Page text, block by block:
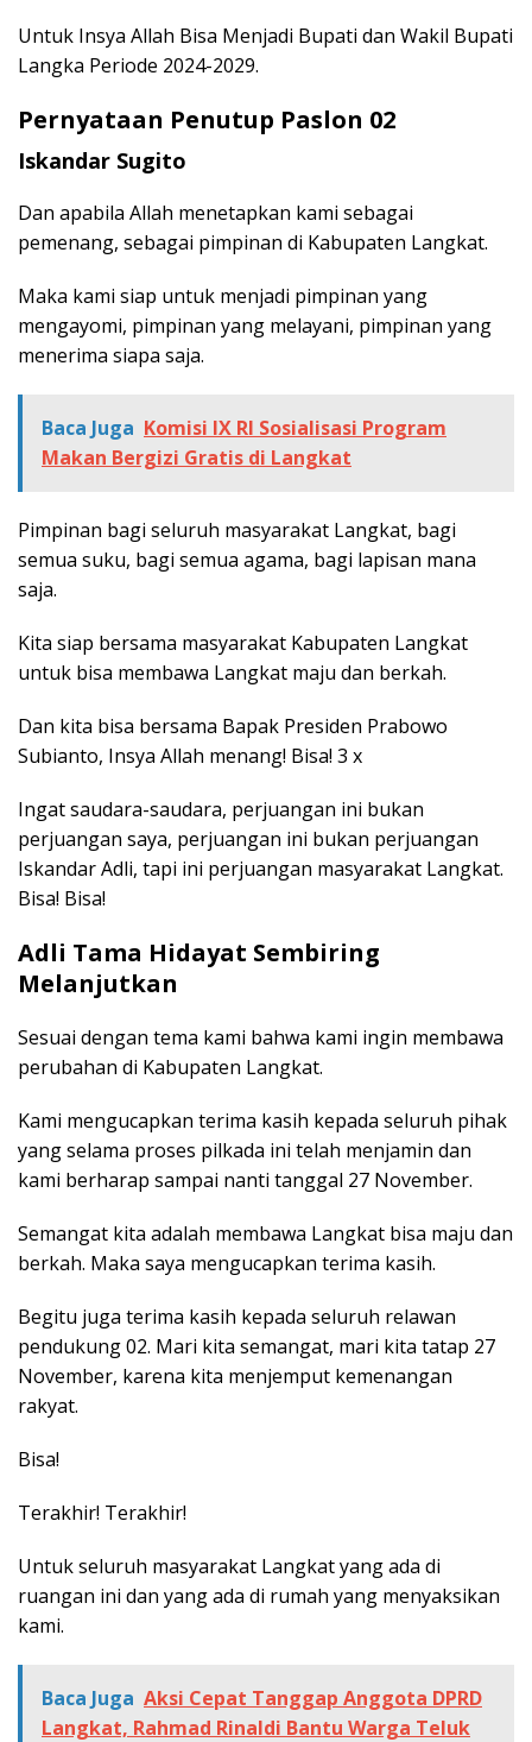
Untuk Insya Allah Bisa Menjadi Bupati dan Wakil Bupati
Langka Periode 2024-2029.
Pernyataan Penutup Paslon 02
Iskandar Sugito
Dan apabila Allah menetapkan kami sebagai
pemenang, sebagai pimpinan di Kabupaten Langkat.
Maka kami siap untuk menjadi pimpinan yang
mengayomi, pimpinan yang melayani, pimpinan yang
menerima siapa saja.
Baca Juga Komisi IX RI Sosialisasi Program
Makan Bergizi Gratis di Langkat
Pimpinan bagi seluruh masyarakat Langkat, bagi
semua suku, bagi semua agama, bagi lapisan mana
saja.
Kita siap bersama masyarakat Kabupaten Langkat
untuk bisa membawa Langkat maju dan berkah.
Dan kita bisa bersama Bapak Presiden Prabowo
Subianto, Insya Allah menang! Bisa! 3 x
Ingat saudara-saudara, perjuangan ini bukan
perjuangan saya, perjuangan ini bukan perjuangan
Iskandar Adli, tapi ini perjuangan masyarakat Langkat.
Bisa! Bisa!
Adli Tama Hidayat Sembiring
Melanjutkan
Sesuai dengan tema kami bahwa kami ingin membawa
perubahan di Kabupaten Langkat.
Kami mengucapkan terima kasih kepada seluruh pihak
yang selama proses pilkada ini telah menjamin dan
kami berharap sampai nanti tanggal 27 November.
Semangat kita adalah membawa Langkat bisa maju dan
berkah. Maka saya mengucapkan terima kasih.
Begitu juga terima kasih kepada seluruh relawan
pendukung 02. Mari kita semangat, mari kita tatap 27
November, karena kita menjemput kemenangan
rakyat.
Bisa!
Terakhir! Terakhir!
Untuk seluruh masyarakat Langkat yang ada di
ruangan ini dan yang ada di rumah yang menyaksikan
kami.
Baca Juga Aksi Cepat Tanggap Anggota DPRD
Langkat, Rahmad Rinaldi Bantu Warga Teluk